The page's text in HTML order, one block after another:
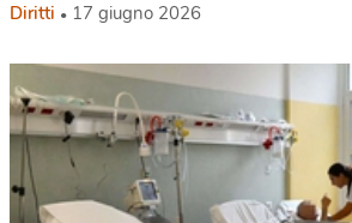
Diritti 17 giugno 2026